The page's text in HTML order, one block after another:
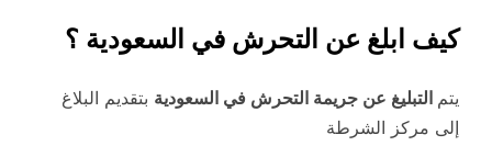
كيف ابلغ عن التحرش في السعودية ؟
يتم التبليغ عن جريمة التحرش في السعودية بتقديم البلاغ
إلى مركز الشرطة